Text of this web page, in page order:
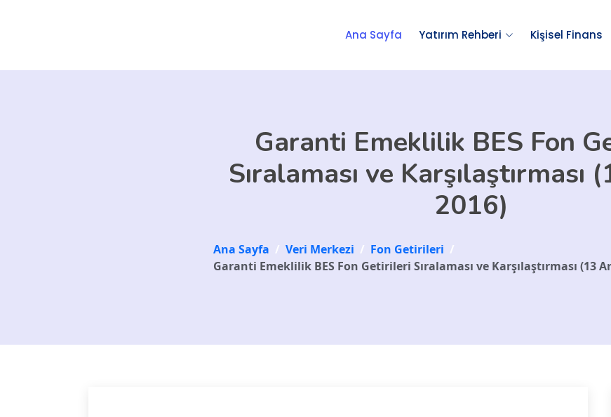
Ana Sayfa Yatırım Rehberi Kişisel Finans
Garanti Emeklilik BES Fon
Sıralaması ve Karşılaştırması
2016)
Ana Sayfa / Veri Merkezi / Fon Getirileri /
Garanti Emeklilik BES Fon Getirileri Sıralaması ve Karşılaştırması (13